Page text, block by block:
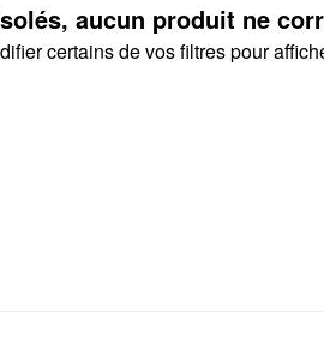
aucun produit ne
certains de vos filtres pour